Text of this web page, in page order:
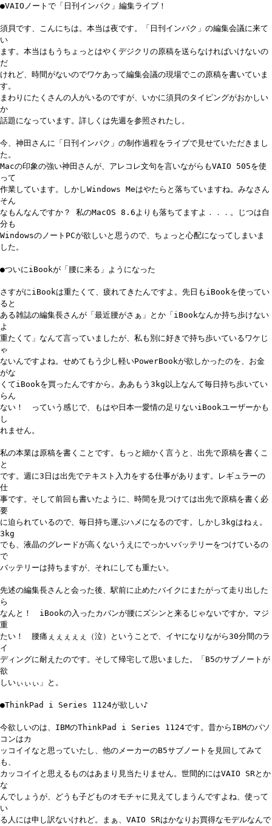
●VAIOノートで「日刊インパク」編集ライブ！
須貝です、こんにちは。本当は夜です。「日刊インパク」の編集会議に来て
い
ます。本当はもうちょっとはやくデジクリの原稿を送らなければいけないの
だ
けれど、時間がないのでワケあって編集会議の現場でこの原稿を書いていま
す。
まわりにたくさんの人がいるのですが、いかに須貝のタイピングがおかしい
か
話題になっています。詳しくは先週を参照されたし。
今、神田さんに「日刊インパク」の制作過程をライブで見せていただきまし
た。
Macの印象の強い神田さんが、アレコレ文句を言いながらもVAIO 505を使
って
作業しています。しかしWindows Meはやたらと落ちていますね。みなさん
そん
なもんなんですか？ 私のMacOS 8.6よりも落ちてますよ．．．。じつは自
分も
WindowsのノートPCが欲しいと思うので、ちょっと心配になってしまいま
した。
●ついにiBookが「腰に来る」ようになった
さすがにiBookは重たくて、疲れてきたんですよ。先日もiBookを使ってい
ると
ある雑誌の編集長さんが「最近腰がさぁ」とか「iBookなんか持ち歩けない
よ
重たくて」なんて言っていましたが、私も別に好きで持ち歩いているワケじ
ゃ
ないんですよね。せめてもう少し軽いPowerBookが欲しかったのを、お金
がな
くてiBookを買ったんですから。ああもう3kg以上なんて毎日持ち歩いてい
らん
ない！ っていう感じで、もはや日本一愛情の足りないiBookユーザーかも
し
れません。
私の本業は原稿を書くことです。もっと細かく言うと、出先で原稿を書くこ
と
です。週に3日は出先でテキスト入力をする仕事があります。レギュラーの
仕
事です。そして前回も書いたように、時間を見つけては出先で原稿を書く必
要
に迫られているので、毎日持ち運ぶハメになるのです。しかし3kgはねぇ。
3kg
でも、液晶のグレードが高くないうえにでっかいバッテリーをつけているの
で
バッテリーは持ちますが、それにしても重たい。
先述の編集長さんと会った後、駅前に止めたバイクにまたがって走り出した
ら
なんと！ iBookの入ったカバンが腰にズシンと来るじゃないですか。マジ
重
たい！ 腰痛ぇぇぇぇぇ（泣）ということで、イヤになりながら30分間のラ
イ
ディングに耐えたのです。そして帰宅して思いました。「B5のサブノートが
欲
しいぃぃぃ」と。
●ThinkPad i Series 1124が欲しい♪
今欲しいのは、IBMのThinkPad i Series 1124です。昔からIBMのパソ
コンはカ
ッコイイなと思っていたし、他のメーカーのB5サブノートを見回してみて
も、
カッコイイと思えるものはあまり見当たりません。世間的にはVAIO SRとか
な
んでしょうが、どうも子どものオモチャに見えてしまうんですよね、使って
い
る人には申し訳ないけれど。まぁ、VAIO SRはかなりお買得なモデルなんで